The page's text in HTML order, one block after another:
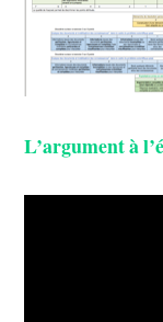
L’argument à